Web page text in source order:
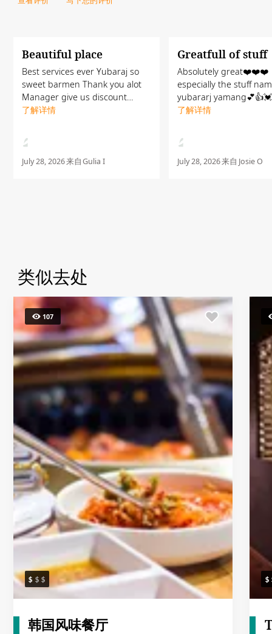
Beautiful place
Best services ever Yubaraj so
sweet barmen Thank you alot
Manager give us discount
There one more bar man Kayle
了解详情
July 28, 2026来自Gulia I
Greatfull of stuff
Absolutely great❤️❤️❤️
especially the stuff
yubararj
kayle👌💖
了解详情
July 28, 2026来自 Josie O
类似去处
107
韩国风味餐厅